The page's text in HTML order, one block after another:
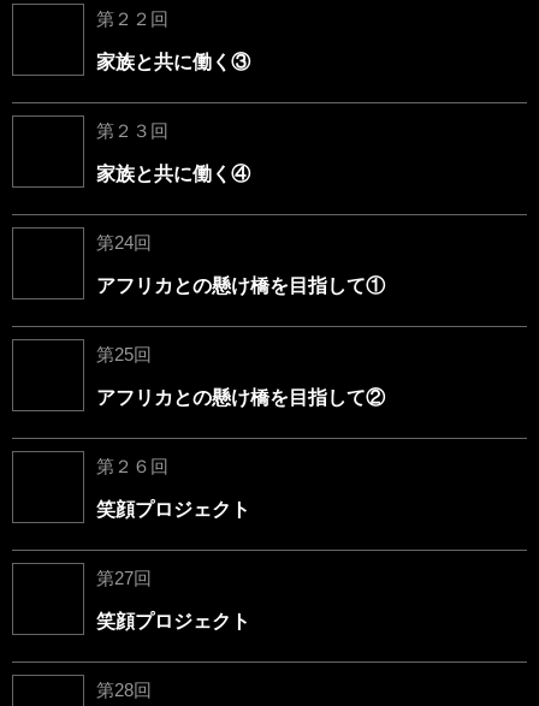
第２２回
家族と共に働く③
第２３回
家族と共に働く④
第24回
アフリカとの懸け橋を目指して①
第25回
アフリカとの懸け橋を目指して②
第２６回
笑顔プロジェクト
第27回
笑顔プロジェクト
第28回